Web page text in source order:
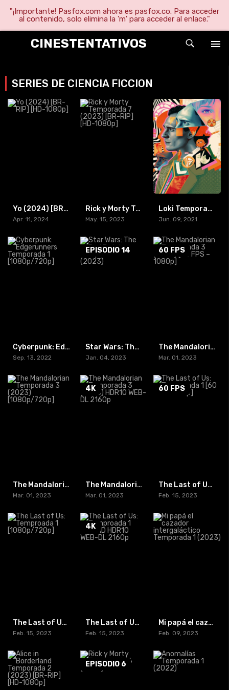
"¡Importante! Pasfox.com ahora es pasfox.co. Para acceder
al contenido, solo elimina la 'm' para acceder al enlace."
CINESTENTATIVOS
SERIES DE CIENCIA FICCION
Yo (2024) [BR-RIP] [HD-1080p]
Apr. 11, 2024
Rick y Morty Temporada 7 (2023) [BR-RIP] [HD-1080p]
May. 15, 2023
Loki Temporada 2 (2023) [BR-RIP] [HD-1080p]
Jun. 09, 2021
Cyberpunk: Edgerunners Temporada 1 [1080p/720p]
Sep. 13, 2022
EPISODIO 14
Star Wars: The Bad Batch Temporada 2 (2023)
Jan. 04, 2023
60 FPS
The Mandalorian Temporada 3 (2023) [60 FPS – 1080p]
Mar. 01, 2023
The Mandalorian Temporada 3 (2023) [1080p/720p]
Mar. 01, 2023
4K
The Mandalorian Temporada 3 (2023) HDR10 WEB-DL 2160p
Mar. 01, 2023
60 FPS
The Last of Us: Temproada 1 [60 FPS-1080p]
Feb. 15, 2023
The Last of Us: Temproada 1 [1080p/720p]
Feb. 15, 2023
4K
The Last of Us: Temproada 1 UltraHD HDR10 WEB-DL 2160p
Feb. 15, 2023
Mi papá el cazador intergaláctico Temporada 1 (2023)
Feb. 09, 2023
EPISODIO 6